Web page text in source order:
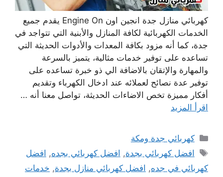
كهربائي منازل جدة انجين اون Engine On يقدم جميع
الخدمات الكهربائية لكافة المنازل والأبنية التي تتواجد في
جدة، كما أنه مزود بكافة المعدات والأدوات الحديثة التي
تساعده على توفير خدمات مثالية، يتميز بالسرعة
والمهارة والإتقان بالاضافة الي ذو خبرة تساعده على
توفير عدة نصائح لعملائه عند ادخال الكهرباء وتقديم
أفكار مميزة تخص الاضاءات الحديثة، تواصل معنا أنه …
اقرأ المزيد
التصنيفات
كهربائي جدة ومكة
الوسوم
افضل كهربائي بجدة, افضل كهربائي بجده, افضل
كهربائي في جده, افضل كهربائي منازل بجدة, خدمات